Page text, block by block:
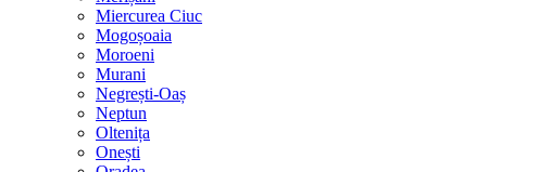
Miercurea Ciuc
Mogoșoaia
Moroeni
Murani
Negrești-Oaș
Neptun
Oltenița
Onești